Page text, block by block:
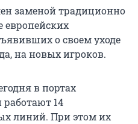
заменой традиционно
европейских
о своем уходе
на новых игроков.
в портах
работают 14
линий. При этом их